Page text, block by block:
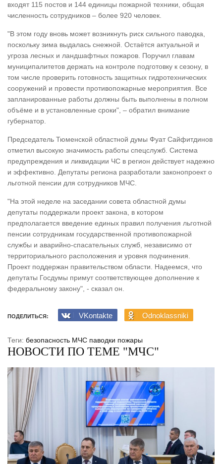
входят 115 постов и 144 единицы пожарной техники, общая
численность сотрудников – более 920 человек.
"В этом году вновь может возникнуть риск сильного паводка,
поскольку зима выдалась снежной. Остаётся актуальной и
угроза лесных и ландшафтных пожаров. Поручил главам
муниципалитетов держать на контроле подготовку к сезону, в
том числе проверить готовность защитных гидротехнических
сооружений и провести противопожарные мероприятия. Все
запланированные работы должны быть выполнены в полном
объёме и в установленные сроки", – обратил внимание
губернатор.
Председатель Тюменской областной думы Фуат Сайфитдинов
отметил высокую значимость работы спецслужб. Система
предупреждения и ликвидации ЧС в регион действует надежно
и эффективно. Депутаты региона разработали законопроект о
льготной пенсии для сотрудников МЧС.
"На этой неделе на заседании совета областной думы
депутаты поддержали проект закона, в котором
предполагается введение единых правил получения льготной
пенсии сотрудникам государственной противопожарной
службы и аварийно-спасательных служб, независимо от
территориального расположения и уровня подчинения.
Проект поддержан правительством области. Надеемся, что
депутаты Госдумы примут соответствующее дополнение к
федеральному закону", - сказал он.
ПОДЕЛИТЬСЯ: VKontakte Odnoklassniki
Теги: безопасность МЧС паводки пожары
НОВОСТИ ПО ТЕМЕ "МЧС"